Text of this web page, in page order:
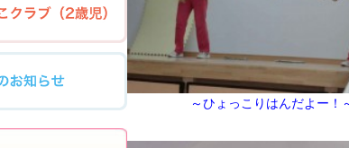
～ひょっこりはんだよー！